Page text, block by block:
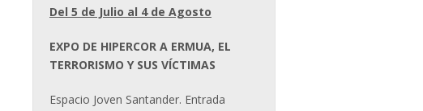
Del 5 de Julio al 4 de Agosto
EXPO DE HIPERCOR A ERMUA, EL
TERRORISMO Y SUS VÍCTIMAS
Espacio Joven Santander. Entrada